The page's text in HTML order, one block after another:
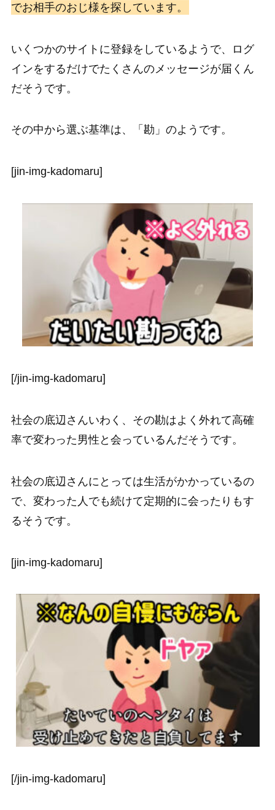
でお相手のおじ様を探しています。
いくつかのサイトに登録をしているようで、ログ
インをするだけでたくさんのメッセージが届くん
だそうです。
その中から選ぶ基準は、「勘」のようです。
[jin-img-kadomaru]
[/jin-img-kadomaru]
社会の底辺さんいわく、その勘はよく外れて高確
率で変わった男性と会っているんだそうです。
社会の底辺さんにとっては生活がかかっているの
で、変わった人でも続けて定期的に会ったりもす
るそうです。
[jin-img-kadomaru]
[/jin-img-kadomaru]